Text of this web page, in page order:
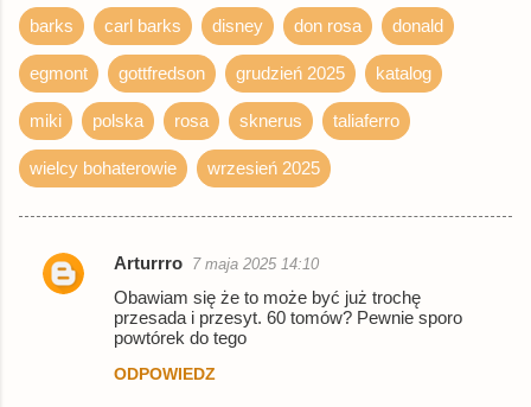
barks carl barks disney don rosa donald
egmont gottfredson grudzień 2025 katalog
miki polska rosa sknerus taliaferro
wielcy bohaterowie wrzesień 2025
K
Arturrro 7 maja 2025 14:10
Obawiam się że to może być już trochę
przesada i przesyt. 60 tomów? Pewnie sporo
powtórek do tego
ODPOWIEDZ